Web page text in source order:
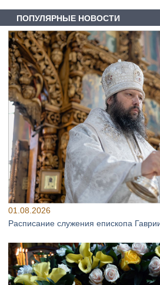
ПОПУЛЯРНЫЕ НОВОСТИ
01.08.2026
Расписание служения епископа